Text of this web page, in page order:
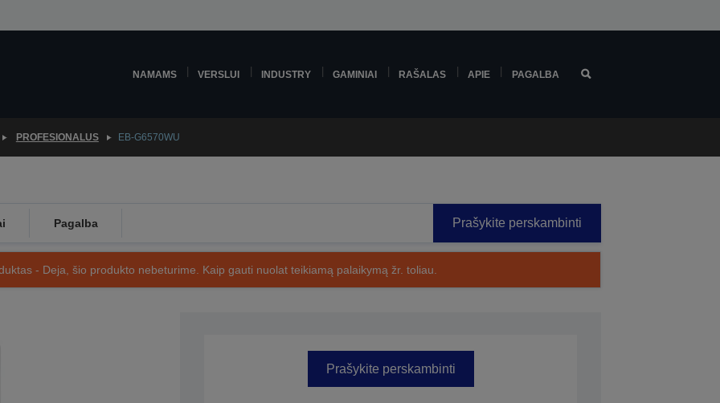
NAMAMS VERSLUI INDUSTRY GAMINIAI RAŠALAS APIE PAGALBA
PROFESIONALUS EB-G6570WU
Pagalba Prašykite perskambinti
- Deja, šio produkto nebeturime. Kaip gauti nuolat teikiamą palaikymą žr. toliau.
Prašykite perskambinti